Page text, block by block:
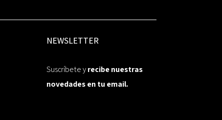
NEWSLETTER
Suscríbete yrecibe nuestras
novedades en tu email.